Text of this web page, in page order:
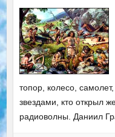
топор, колесо,
звездами, кто открыл
радиоволны. Даниил